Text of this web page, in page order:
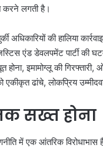
करने लगती है।
अधिकारियों की हालिया
एंड डेवलपमेंट पार्टी की
होना, इमामोग्लू की
को एकीकृत ढांचे, लोकप्रिय
सख्त होना
में एक आंतरिक